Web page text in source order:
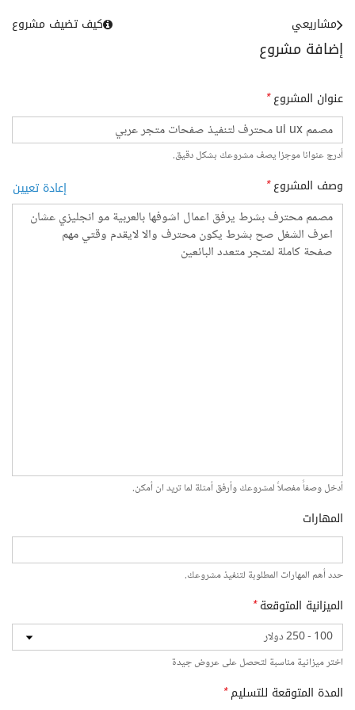
إضافة مشروع
مشاريعي كيف تضيف مشروع
عنوان المشروع*
أدرج عنوانا موجزا يصف مشروعك بشكل دقيق.
وصف المشروع* إعادة تعيين
أدخل وصفاً مفصلاً لمشروعك وأرفق أمثلة لما تريد ان أمكن.
المهارات
حدد أهم المهارات المطلوبة لتنفيذ مشروعك.
الميزانية المتوقعة*
اختر ميزانية مناسبة لتحصل على عروض جيدة
المدة المتوقعة للتسليم*